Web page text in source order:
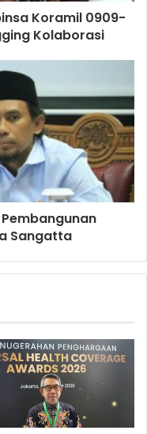
Koramil 0909-
Kolaborasi
Sangatta